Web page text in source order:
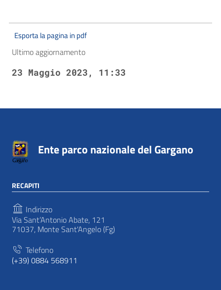
Esporta la pagina in pdf
Ultimo aggiornamento
23 Maggio 2023, 11:33
Ente parco nazionale del Gargano
RECAPITI
Indirizzo
Via Sant’Antonio Abate, 121
71037, Monte Sant'Angelo (Fg)
Telefono
(+39) 0884 568911